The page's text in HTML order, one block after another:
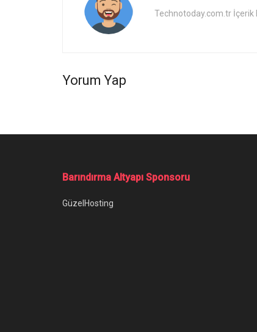
Technotoday.com.tr İçerik
Yorum Yap
Barındırma Altyapı Sponsoru
GüzelHosting